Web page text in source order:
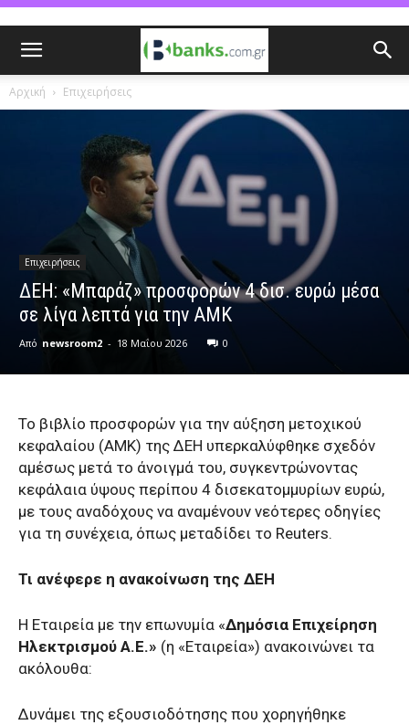
Αρχική Επιχειρήσεις
Επιχειρήσεις
ΔΕΗ: «Μπαράζ» προσφορών 4 δισ. ευρώ μέσα
σε λίγα λεπτά για την ΑΜΚ
Από newsroom2 - 18 Μαΐου 2026 0
Το βιβλίο προσφορών για την αύξηση μετοχικού
κεφαλαίου (ΑΜΚ) της ΔΕΗ υπερκαλύφθηκε σχεδόν
αμέσως μετά το άνοιγμά του, συγκεντρώνοντας
κεφάλαια ύψους περίπου 4 δισεκατομμυρίων ευρώ,
με τους αναδόχους να αναμένουν νεότερες οδηγίες
για τη συνέχεια, όπως μεταδίδει το Reuters.
Τι ανέφερε η ανακοίνωση της ΔΕΗ
Η Εταιρεία με την επωνυμία «Δημόσια Επιχείρηση
Ηλεκτρισμού Α.Ε.» (η «Εταιρεία») ανακοινώνει τα
ακόλουθα:
Δυνάμει της εξουσιοδότησης που χορηγήθηκε